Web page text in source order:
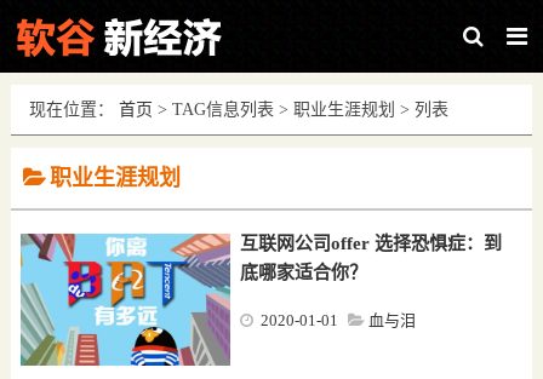
现在位置： 首页 > TAG信息列表 > 职业生涯规划 > 列表
职业生涯规划
互联网公司offer 选择恐惧症：到
底哪家适合你？
血与泪
2020-01-01